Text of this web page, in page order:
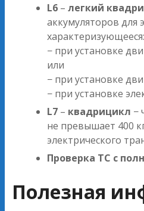
L6 –легкий
аккумуляторов для
характеризующееся:
− при установке
или
− при установке
− при установке
L7 – квадрицикл −
не превышает 400
электрического
Проверка ТС с
Полезная